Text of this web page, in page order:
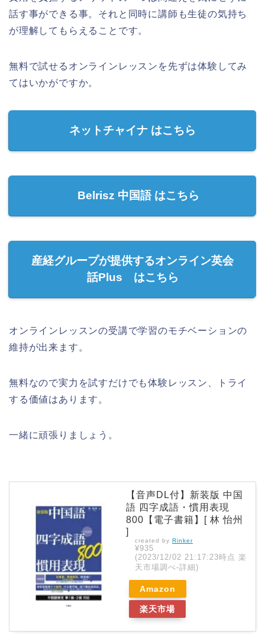
話す事ができる事。 それと同時に講師も生徒の気持ち
が理解してもらえることです。
無料で試せるオンラインレッスンを先ずは体験してみ
てはいかがですか。
ネットチャイナ はこちら
Belrisz 中国語 はこちら
産経グループが提供するオンライン英会
話Plus はこちら
オンラインレッスンの受講で学習のモチベーションの
維持が出来ます。
無料なので実力を試すだけでも体験レッスン、トライ
する価値はあります。
一緒に頑張りましょう。
【音声DL付】新装版 中国
語 四字成語・慣用表現
800【電子書籍】[ 林 怡州
]
created by Rinker
¥935
(2023/12/02 21:17:23時点 楽
天市場調べ-詳細)
Amazon
楽天市場